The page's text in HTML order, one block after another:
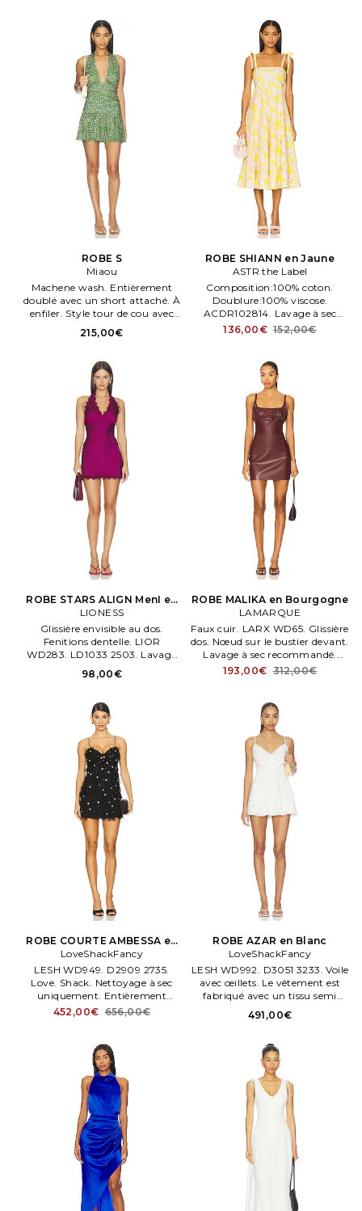
doublés. Denim rigide semi
épais. BLAN WD31.
ROBE S
Miaou
Machene wash. Entièrement
doublé avec un short attaché. À
enfiler. Style tour de cou avec
fermeture par lien. MAOU
WD107. 5061SLKGLIZ.
215,00€
ROBE SHIANN en Jaune
ASTR the Label
Composition:100% coton.
Doublure:100% viscose.
ACDR102814. Lavage à sec
uniquement. Entièrement
136,00€ 152,00€
ROBE STARS ALIGN MenI en
Violet
LIONESS
Glissière envisible au dos.
Fenitions dentelle. LIOR
WD283. LD1033 2503. Lavage
à la maen. Non doublé.
98,00€
ROBE MALIKA en Bourgogne
LAMARQUE
Faux cuir. LARX WD65. Glissière
dos. Nœud sur le bustier devant.
Lavage à sec recommandé.
Entièrement doublé.
193,00€ 312,00€
ROBE COURTE AMBESSA en
Noir
LoveShackFancy
LESH WD949. D2909 2735.
Love. Shack. Nettoyage à sec
uniquement. Entièrement
doublé.
452,00€ 656,00€
ROBE AZAR en Blanc
LoveShackFancy
LESH WD992. D3051 3233. Voile
avec œillets. Le vêtement est
fabriqué avec un tissu semi
transparent, les sous vêtements
peuvent être apparents.
glissière envisible côté.
491,00€